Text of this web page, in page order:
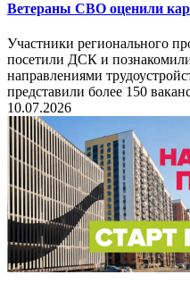
Ветераны СВО оценили
Участники регионального
посетили ДСК и
направлениями
представили более 150
10.07.2026